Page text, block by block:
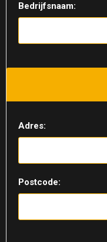
Bedrijfsnaam:
Adres:
Postcode: